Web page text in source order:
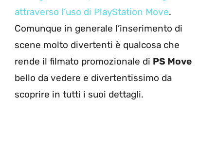
attraverso l’uso di PlayStation Move.
Comunque in generale l’inserimento di
scene molto divertenti è qualcosa che
rende il filmato promozionale di PS Move
bello da vedere e divertentissimo da
scoprire in tutti i suoi dettagli.